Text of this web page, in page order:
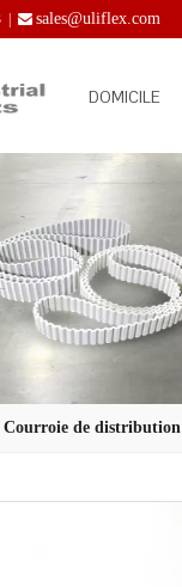
|  sales@uliflex.com
DOMICILE
Courroie de distribution